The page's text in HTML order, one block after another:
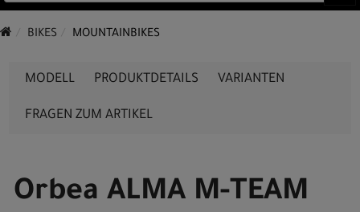
BIKES MOUNTAINBIKES
MODELL PRODUKTDETAILS VARIANTEN
FRAGEN ZUM ARTIKEL
Orbea ALMA M-TEAM